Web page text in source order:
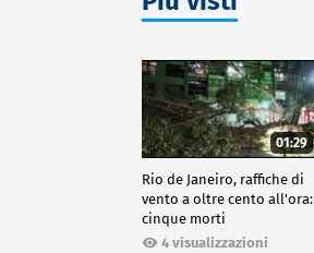
01:29
Rio de Janeiro, raffiche di
vento a oltre cento all'ora:
cinque morti
4 visualizzazioni